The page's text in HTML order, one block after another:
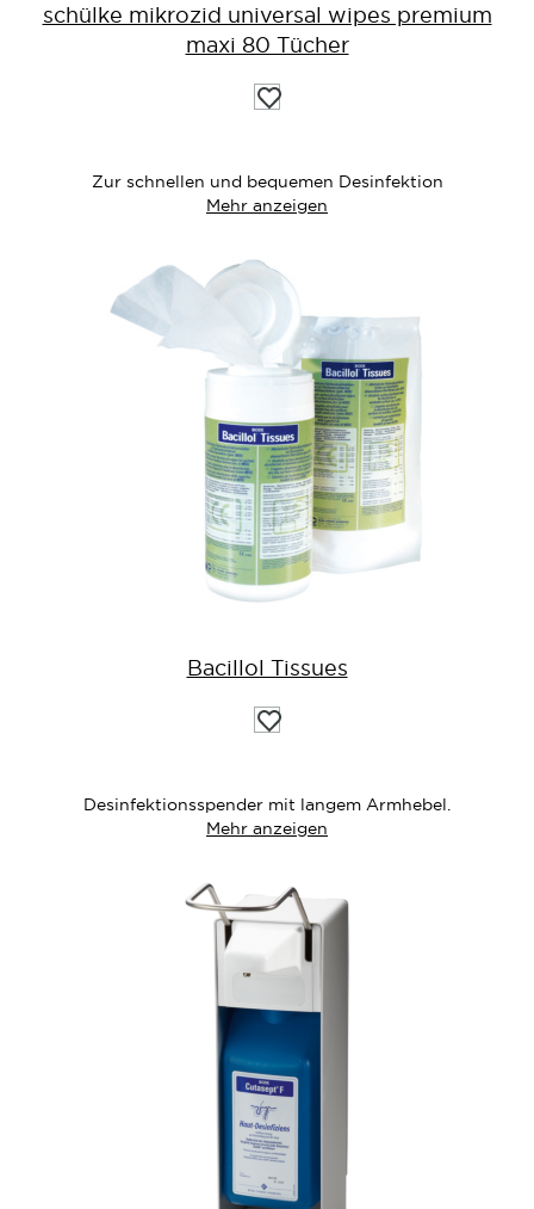
schülke mikrozid universal wipes premium
maxi 80 Tücher
Auf
die
Zur schnellen und bequemen Desinfektion
Mehr anzeigen
Bacillol Tissues
Auf
die
Desinfektionsspender mit langem Armhebel.
Mehr anzeigen